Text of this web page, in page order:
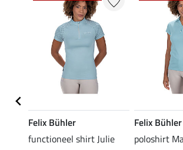
Felix Bühler
functioneel shirt Julie
Felix Bühler
poloshirt